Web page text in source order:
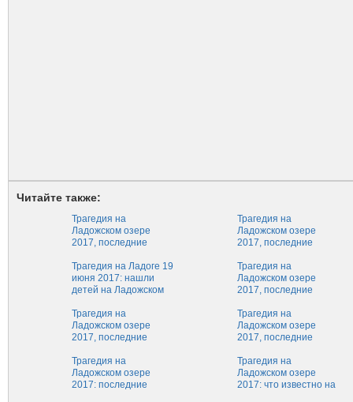
Читайте также:
Трагедия на
Ладожском озере
2017, последние
найти пропавших
подростков никак не
удается
Трагедия на
Ладожском озере
2017, последние
детей не могут найти
Трагедия на Ладоге 19
июня 2017: нашли
детей на Ладожском
последние новости
Трагедия на
Ладожском озере
2017, последние
перестали искать
подростков
Трагедия на
Ладожском озере
2017, последние
поиски подростков
Трагедия на
Ладожском озере
2017, последние
подростков
продолжаются
Трагедия на
Ладожском озере
2017: последние
Трагедия на
Ладожском озере
2017: что известно на